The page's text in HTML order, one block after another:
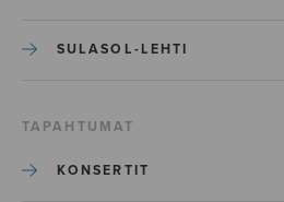
SULASOL-LEHTI
TAPAHTUMAT
KONSERTIT